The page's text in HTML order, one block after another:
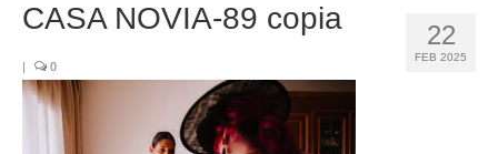
COMUNIONES
CORPORATIVAS
22
FEB 2025
CASA NOVIA-89 copia
| 0